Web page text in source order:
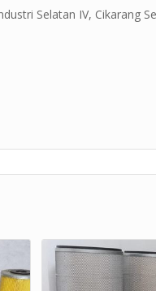
Selatan IV, Cikarang